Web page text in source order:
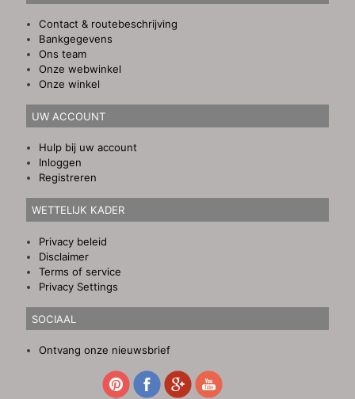
Contact & routebeschrijving
Bankgegevens
Ons team
Onze webwinkel
Onze winkel
UW ACCOUNT
Hulp bij uw account
Inloggen
Registreren
WETTELIJK KADER
Privacy beleid
Disclaimer
Terms of service
Privacy Settings
SOCIAAL
Ontvang onze nieuwsbrief